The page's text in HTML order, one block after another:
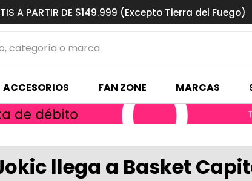
A PARTIR DE $149.999 (Excepto Tierra del Fuego)
o marca
ACCESORIOS FAN ZONE MARCAS
llega a Basket